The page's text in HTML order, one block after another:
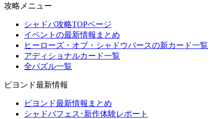
攻略メニュー
シャドバ攻略TOPページ
イベントの最新情報まとめ
ヒーローズ・オブ・シャドウバースの新カード一覧
アディショナルカード一覧
全パズル一覧
ビヨンド最新情報
ビヨンド最新情報まとめ
シャドバフェス･新作体験レポート